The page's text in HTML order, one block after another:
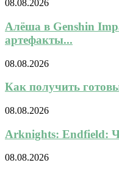
08.08.2026
Алёша в Genshin
артефакты...
08.08.2026
Как получить
08.08.2026
Arknights: Endfield:
08.08.2026